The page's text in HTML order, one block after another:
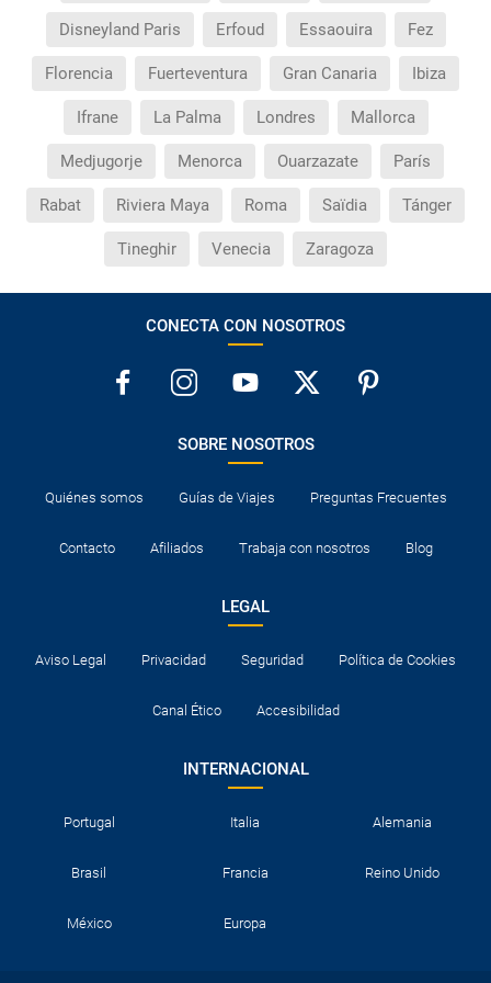
Disneyland Paris Erfoud Essaouira Fez
Florencia Fuerteventura Gran Canaria Ibiza
Ifrane La Palma Londres Mallorca
Medjugorje Menorca Ouarzazate París
Rabat Riviera Maya Roma Saïdia Tánger
Tineghir Venecia Zaragoza
CONECTA CON NOSOTROS
SOBRE NOSOTROS
Quiénes somos Guías de Viajes Preguntas Frecuentes
Contacto Afiliados Trabaja con nosotros Blog
LEGAL
Aviso Legal Privacidad Seguridad Política de Cookies
Canal Ético Accesibilidad
INTERNACIONAL
Portugal Italia Alemania
Brasil Francia Reino Unido
México Europa